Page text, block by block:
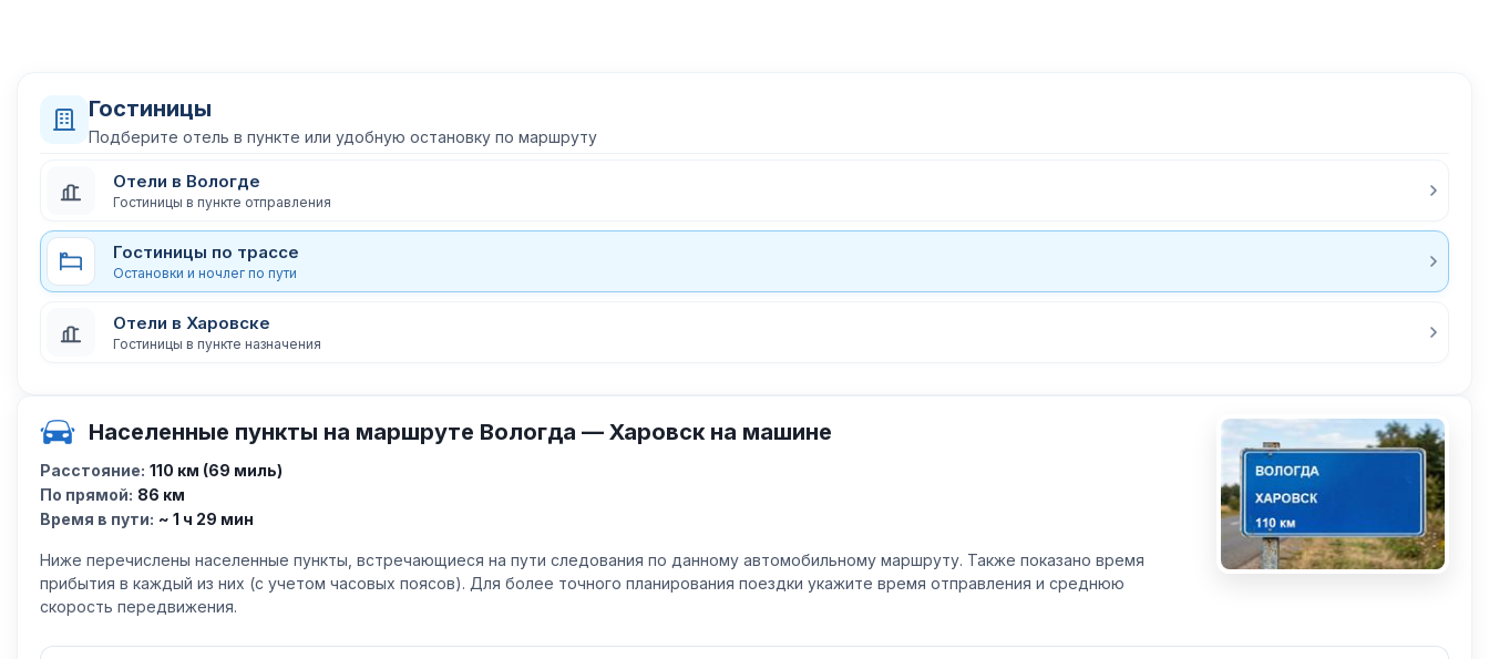
Гостиницы
Подберите отель в пункте или удобную остановку по маршруту
Отели в Вологде
Гостиницы в пункте отправления
Гостиницы по трассе
Остановки и ночлег по пути
Отели в Харовске
Гостиницы в пункте назначения
Населенные пункты на маршруте Вологда — Харовск на машине
Расстояние: 110 км (69 миль)
По прямой: 86 км
Время в пути: ~ 1 ч 29 мин
Ниже перечислены населенные пункты, встречающиеся на пути следования по данному автомобильному маршруту. Также показано время
прибытия в каждый из них (с учетом часовых поясов). Для более точного планирования поездки укажите время отправления и среднюю
скорость передвижения.